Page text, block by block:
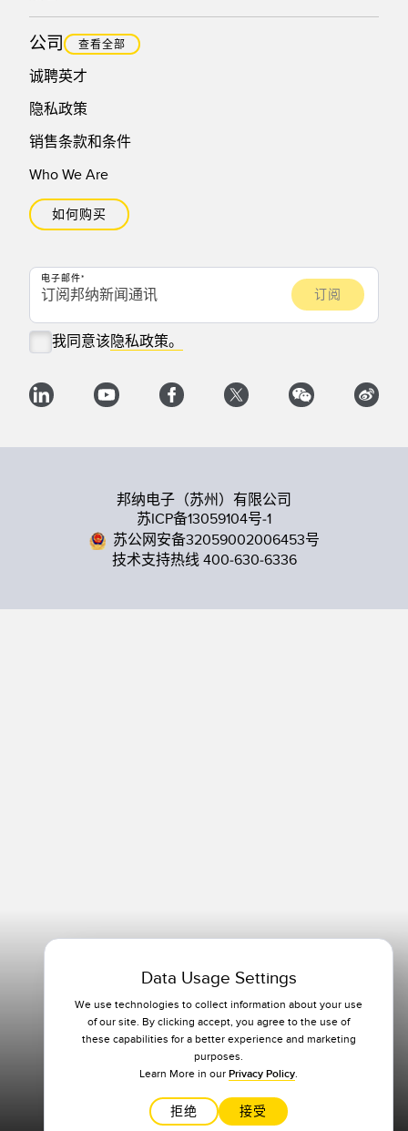
公司 查看全部
诚聘英才
隐私政策
销售条款和条件
Who We Are
如何购买
电子邮件
我同意该隐私政策。
邦纳电子（苏州）有限公司
苏ICP备13059104号-1
苏公网安备32059002006453号
技术支持热线 400-630-6336
Data Usage Settings
We use technologies to collect information about your use
of our site. By clicking accept, you agree to the use of
these capabilities for a better experience and marketing
purposes.
Learn More in our Privacy Policy.
拒绝 接受